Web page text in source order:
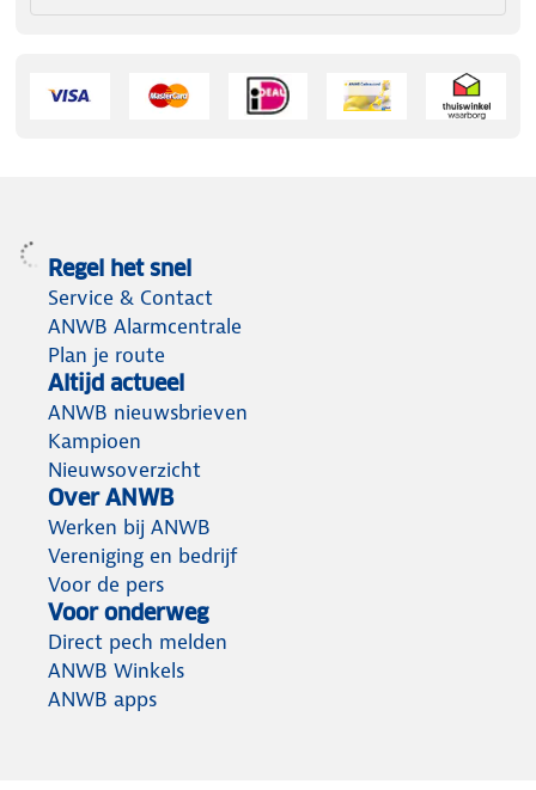
Regel het snel
Service & Contact
ANWB Alarmcentrale
Plan je route
Altijd actueel
ANWB nieuwsbrieven
Kampioen
Nieuwsoverzicht
Over ANWB
Werken bij ANWB
Vereniging en bedrijf
Voor de pers
Voor onderweg
Direct pech melden
ANWB Winkels
ANWB apps